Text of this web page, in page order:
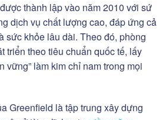
thành lập vào năm 2010 với sứ
dịch vụ chất lượng cao, đáp ứng cả
sức khỏe lâu dài. Theo đó, phòng
triển theo tiêu chuẩn quốc tế, lấy
vững” làm kim chỉ nam trong mọi
Greenfield là tập trung xây dựng